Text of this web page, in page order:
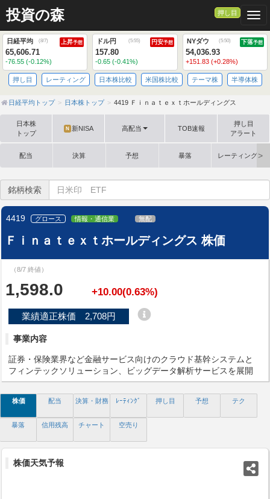
投資の森 押し目
日経平均 (8/7) 上昇予想
65,606.71
-76.55 (-0.12%)
ドル円 (5:55) 円安予想
157.80
-0.65 (-0.41%)
NYダウ (5:50) 下落予想
54,036.93
+151.83 (+0.28%)
押し目 レーティング 日本株比較 米国株比較 テーマ株 半導体株
日経平均トップ 日本株トップ 4419 Ｆｉｎａｔｅｘｔホールディングス
日本株
トップ
N 新NISA 高配当 TOB速報
押し目
アラート
配当 決算 予想 暴落 レーティング格
銘柄検索
4419 グロース 情報・通信業 無配
Ｆｉｎａｔｅｘｔホールディングス 株価
（8/7 終値）
1,598.0 +10.00(0.63%)
業績適正株価 2,708円
事業内容
証券・保険業界など金融サービス向けのクラウド基幹システムと
フィンテックソリューション、ビッグデータ解析サービスを展開
株価 配当 決算・財務 ﾚｰﾃｨﾝｸﾞ 押し目 予想 テク
暴落 信用残高 チャート 空売り
株価天気予報